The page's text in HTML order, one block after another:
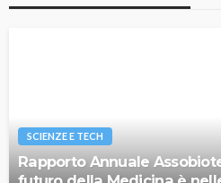
SCIENZE E TECH
Rapporto Annuale